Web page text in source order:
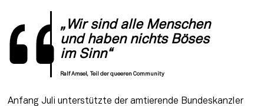
„Wir sind alle Menschen
und haben nichts Böses
im Sinn“
Ralf Amsel, Teil der queeren Community
Anfang Juli unterstützte der amtierende Bundeskanzler